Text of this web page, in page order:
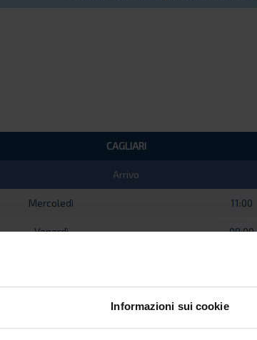
Informazioni sui cookie
CAGLIARI
Arrivo
Mercoledì 11:00
Venerdì 09:00